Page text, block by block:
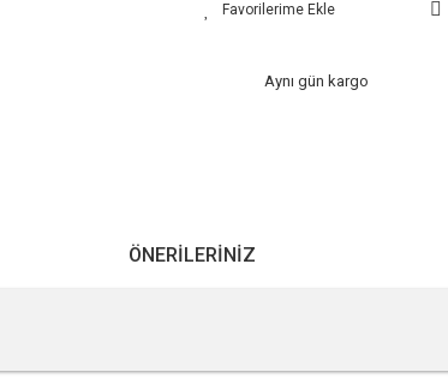
Aynı gün kargo
ÖNERILERINIZ